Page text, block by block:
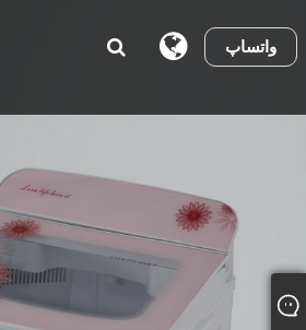
واتساپ